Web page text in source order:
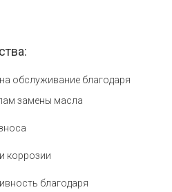
обслуживание благодаря
замены масла
коррозии
благодаря